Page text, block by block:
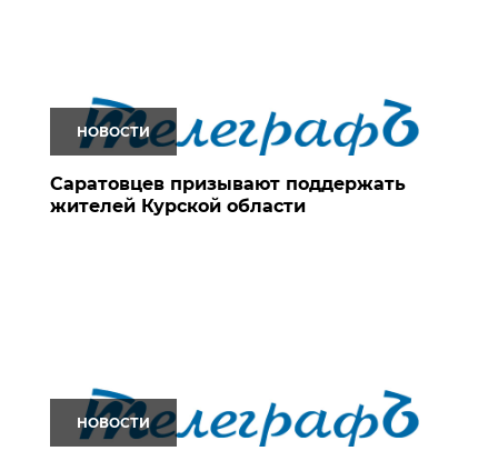
НОВОСТИ
Саратовцев призывают поддержать
жителей Курской области
НОВОСТИ